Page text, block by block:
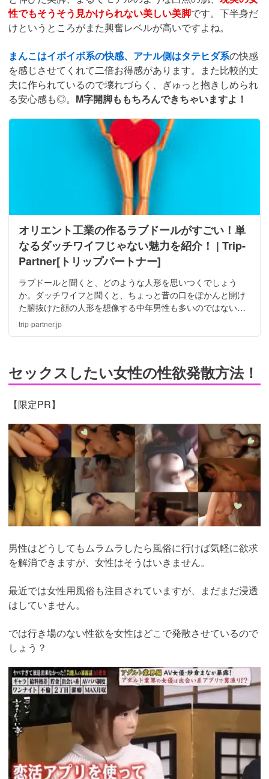
性でもそうそう見かけられない美しい美脚です。下半身だ
けというところがまた興奮レベルが高いですよね。
まんこはイボイボ系の快感、アナル側はタテヒダ系の快感
を感じさせてくれて二倍お得感があります。また比較的丈
夫に作られているので壊れづらく、ぎゅっと抱きしめられ
る安心感も◎。 M字開脚ももちろんできちゃいますよ！
オリエント工業の作るラブドールがすごい！単
なるダッチワイフじゃない魅力を紹介！ | Trip-
Partner[トリップパートナー]
ラブドールと聞くと、どのような人形を思いつくでしょう
か。ダッチワイフと聞くと、ちょっと昔の口をぽかんと開け
た腑抜けた顔の人形を想像する中年男性も多いのではないか
と思います。今回は、あまりにかわいくて本当に精巧なオリ
エント工業の作るラブドールについてリポート!
trip-partner.jp
セックスしたい女性の性欲発散方法！
【限定PR】
https://pcmax.jp/lp/?
ad_id=rm307152
男性はどうしてもムラムラしたら風俗に行けば気軽に欲求
を解消できますが、女性はそうはいきません。
最近では女性用風俗も注目されていますが、まだまだ浸透
はしていません。
では行き場のない性欲を女性はどこで発散させているので
しょう？
https://pcmax.jp/lp/?
ad_id=rm307152